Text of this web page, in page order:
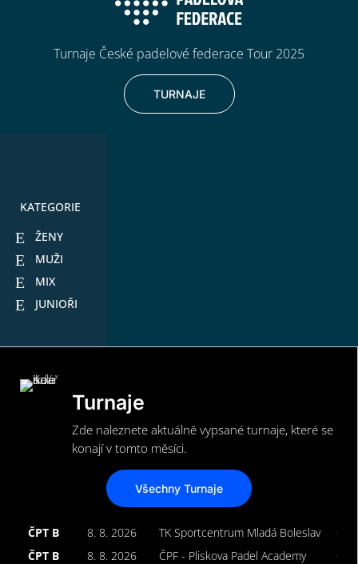
Turnaje České padelové federace Tour 2025
TURNAJE
KATEGORIE
ŽENY
MUŽI
MIX
JUNIOŘI
Turnaje
Zde naleznete aktuálně vypsané turnaje, které se
konají v tomto měsíci.
Všechny Turnaje
ČPT B 8. 8. 2026 TK Sportcentrum Mladá Boleslav
ČPT B
8. 8. 2026 ČPF - Pliskova Padel Academy